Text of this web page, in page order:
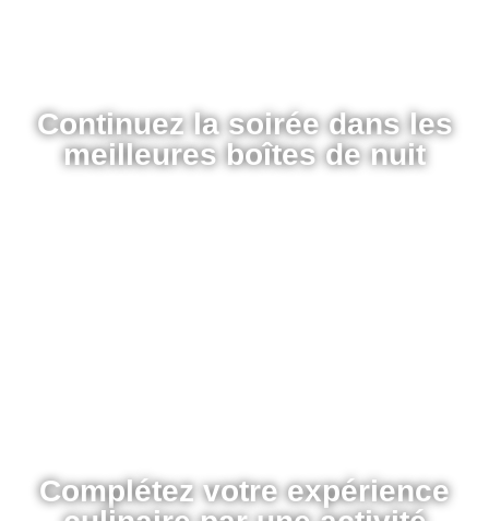
Continuez la soirée dans les
meilleures boîtes de nuit
Complétez votre expérience